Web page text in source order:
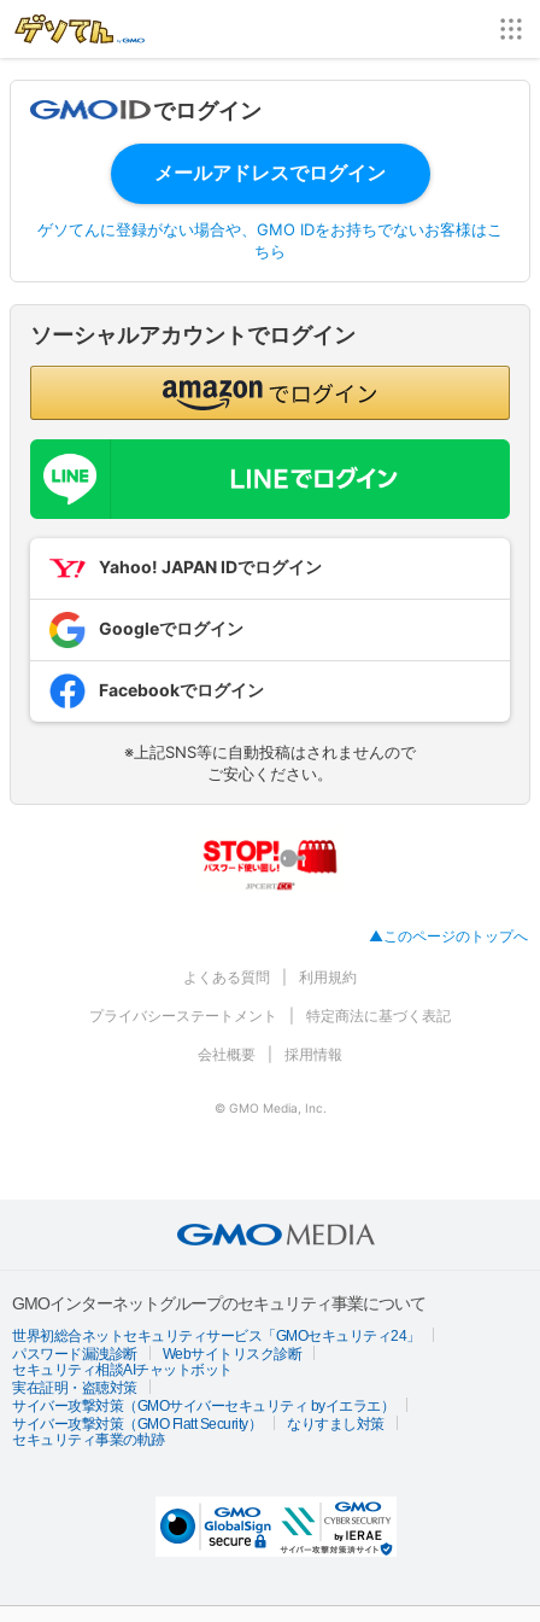
でログイン
ゲソてんに登録がない場合や、GMO IDをお持ちでないお客様はこ
ちら
ソーシャルアカウントでログイン
Yahoo! JAPAN IDでログイン
Googleでログイン
Facebookでログイン
※上記SNS等に自動投稿はされませんので
ご安心ください。
▲このページのトップへ
よくある質問 利用規約
プライバシーステートメント 特定商法に基づく表記
会社概要 採用情報
© GMO Media, Inc.
GMOインターネットグループのセキュリティ事業について
世界初総合ネットセキュリティサービス「GMOセキュリティ24」
パスワード漏洩診断
Webサイトリスク診断
セキュリティ相談AIチャットボット
実在証明・盗聴対策
サイバー攻撃対策（GMOサイバーセキュリティ byイエラエ）
サイバー攻撃対策（GMO Flatt Security）
なりすまし対策
セキュリティ事業の軌跡